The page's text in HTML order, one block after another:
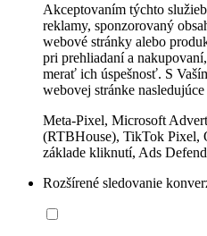
Akceptovaním týchto
reklamy, sponzorovaný
webové stránky alebo
pri prehliadaní a
merať ich úspešnosť. S
webovej stránke
Meta-Pixel, Microsoft
(RTBHouse), TikTok Pixel,
základe kliknutí, Ads
Rozšírené sledovanie